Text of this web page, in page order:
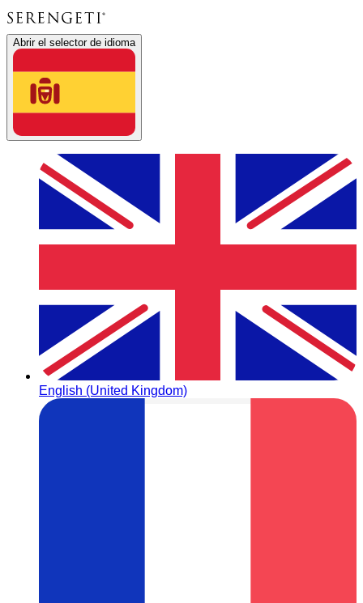
Abrir el selector de idioma
English (United Kingdom)